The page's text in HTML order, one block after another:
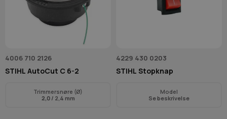
4006 710 2126
STIHL AutoCut C 6-2
Trimmersnøre (Ø)
2,0/ 2,4 mm
4229 430 0203
STIHL Stopknap
Model
Se beskrivelse